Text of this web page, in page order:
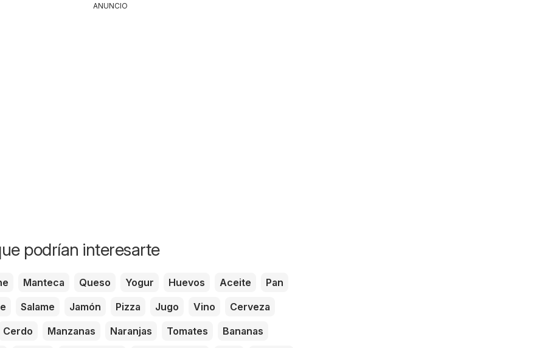
ANUNCIO
podrían interesarte
Manteca Queso Yogur Huevos Aceite
Pan
Salame Jamón Pizza Jugo Vino
Cerveza
Cerdo
Manzanas Naranjas Tomates
Bananas